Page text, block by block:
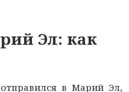
Эл: как
в Марий Эл,